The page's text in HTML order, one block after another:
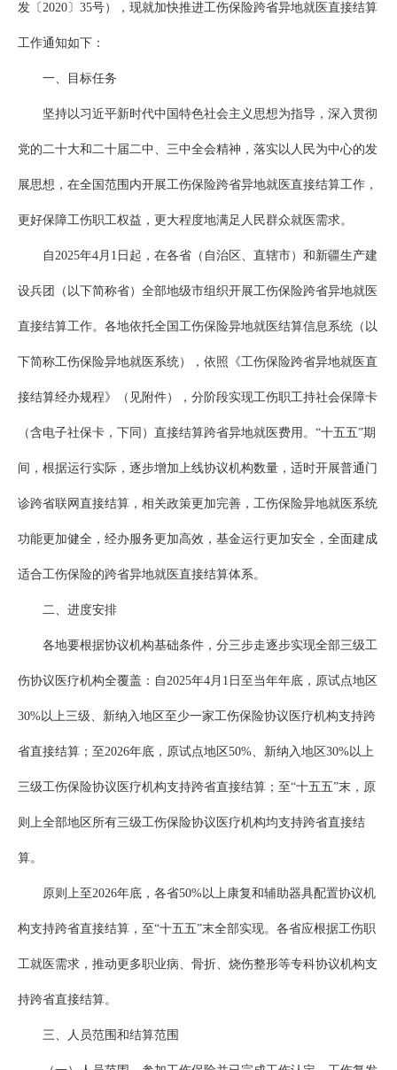
发〔2020〕35号），现就加快推进工伤保险跨省异地就医直接结算
工作通知如下：
一、目标任务
坚持以习近平新时代中国特色社会主义思想为指导，深入贯彻
党的二十大和二十届二中、三中全会精神，落实以人民为中心的发
展思想，在全国范围内开展工伤保险跨省异地就医直接结算工作，
更好保障工伤职工权益，更大程度地满足人民群众就医需求。
自2025年4月1日起，在各省（自治区、直辖市）和新疆生产建
设兵团（以下简称省）全部地级市组织开展工伤保险跨省异地就医
直接结算工作。各地依托全国工伤保险异地就医结算信息系统（以
下简称工伤保险异地就医系统），依照《工伤保险跨省异地就医直
接结算经办规程》（见附件），分阶段实现工伤职工持社会保障卡
（含电子社保卡，下同）直接结算跨省异地就医费用。“十五五”期
间，根据运行实际，逐步增加上线协议机构数量，适时开展普通门
诊跨省联网直接结算，相关政策更加完善，工伤保险异地就医系统
功能更加健全，经办服务更加高效，基金运行更加安全，全面建成
适合工伤保险的跨省异地就医直接结算体系。
二、进度安排
各地要根据协议机构基础条件，分三步走逐步实现全部三级工
伤协议医疗机构全覆盖：自2025年4月1日至当年年底，原试点地区
30%以上三级、新纳入地区至少一家工伤保险协议医疗机构支持跨
省直接结算；至2026年底，原试点地区50%、新纳入地区30%以上
三级工伤保险协议医疗机构支持跨省直接结算；至“十五五”末，原
则上全部地区所有三级工伤保险协议医疗机构均支持跨省直接结
算。
原则上至2026年底，各省50%以上康复和辅助器具配置协议机
构支持跨省直接结算，至“十五五”末全部实现。各省应根据工伤职
工就医需求，推动更多职业病、骨折、烧伤整形等专科协议机构支
持跨省直接结算。
三、人员范围和结算范围